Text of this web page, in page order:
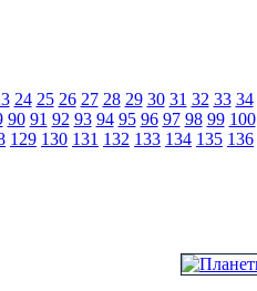
24 25 26 27 28 29 30 31 32 33 34
90 91 92 93 94 95 96 97 98 99 100
129 130 131 132 133 134 135 136